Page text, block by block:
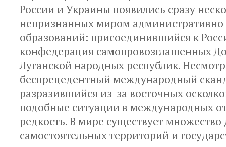
России и Украины появились сразу
непризнанных миром
образований: присоединившийся к
конфедерация самопровозглашенных
Луганской народных республик.
беспрецедентный международный
разразившийся из-за восточных
подобные ситуации в международных
редкость. В мире существует множество
самостоятельных территорий и